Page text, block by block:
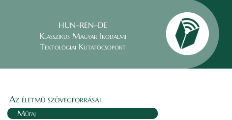
HUN–REN–DE
Klasszikus Magyar Irodalmi
Textológiai Kutatócsoport
Az életmű szövegforrásai
Műfaj